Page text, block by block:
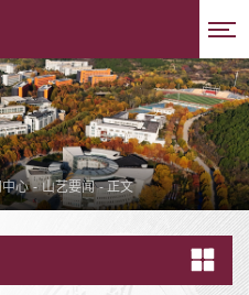
心 - 山艺要闻 - 正文